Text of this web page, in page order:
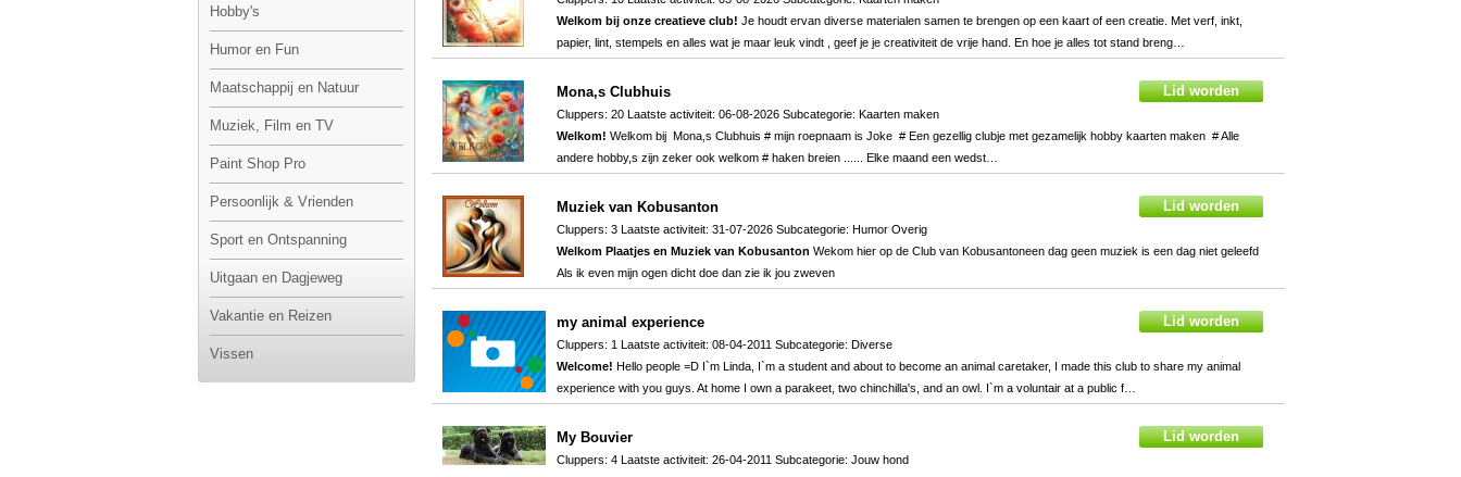
Hobby's
Humor en Fun
Maatschappij en Natuur
Muziek, Film en TV
Paint Shop Pro
Persoonlijk & Vrienden
Sport en Ontspanning
Uitgaan en Dagjeweg
Vakantie en Reizen
Vissen
Welkom bij onze creatieve club! Je houdt ervan diverse materialen samen te brengen op een kaart of een creatie. Met verf, inkt,
papier, lint, stempels en alles wat je maar leuk vindt , geef je je creativiteit de vrije hand. En hoe je alles tot stand breng…
Mona,s Clubhuis
Cluppers: 20 Laatste activiteit: 06-08-2026 Subcategorie: Kaarten maken
Welkom! Welkom bij Mona,s Clubhuis # mijn roepnaam is Joke # Een gezellig clubje met gezamelijk hobby kaarten maken # Alle
andere hobby,s zijn zeker ook welkom # haken breien ...... Elke maand een wedst…
Muziek van Kobusanton
Cluppers: 3 Laatste activiteit: 31-07-2026 Subcategorie: Humor Overig
Welkom Plaatjes en Muziek van Kobusanton Wekom hier op de Club van Kobusantoneen dag geen muziek is een dag niet geleefd
Als ik even mijn ogen dicht doe dan zie ik jou zweven
my animal experience
Cluppers: 1 Laatste activiteit: 08-04-2011 Subcategorie: Diverse
Welcome! Hello people =D I`m Linda, I`m a student and about to become an animal caretaker, I made this club to share my animal
experience with you guys. At home I own a parakeet, two chinchilla's, and an owl. I`m a voluntair at a public f…
My Bouvier
Cluppers: 4 Laatste activiteit: 26-04-2011 Subcategorie: Jouw hond